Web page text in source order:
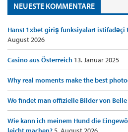
NEUESTE KOMMENTARE
Hansı 1xbet giriş funksiyaları istifadəçi
August 2026
Casino aus Österreich 13. Januar 2025
Why real moments make the best
Wo findet man offizielle Bilder von
Wie kann ich meinem Hund die